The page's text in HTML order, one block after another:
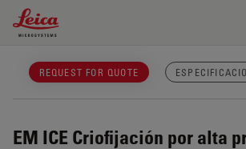
Leica Microsystems Logo
REQUEST FOR QUOTE
EM ICE Criofijación por alta